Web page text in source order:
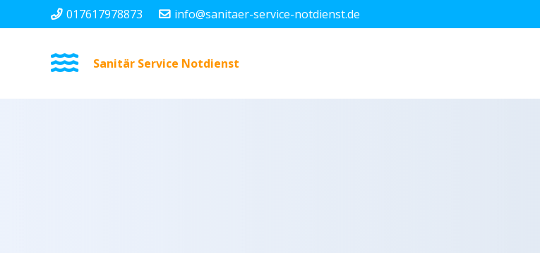
017617978873 info@sanitaer-service-notdienst.de
Sanitär Service Notdienst